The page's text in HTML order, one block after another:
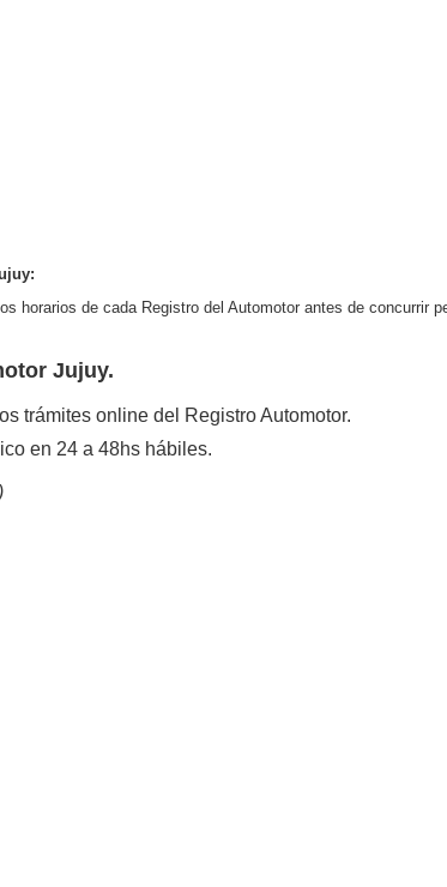
horarios de cada Registro del Automotor antes de concurrir
Jujuy.
trámites online del Registro Automotor.
en 24 a 48hs hábiles.